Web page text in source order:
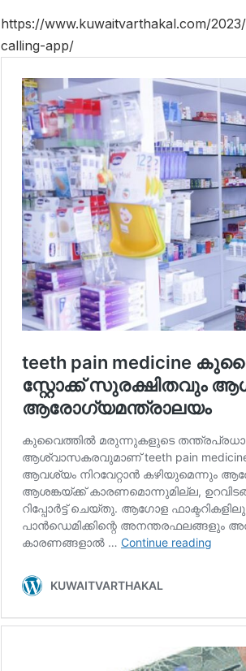
https://www.kuwaitvarthakal.com/
calling-app/